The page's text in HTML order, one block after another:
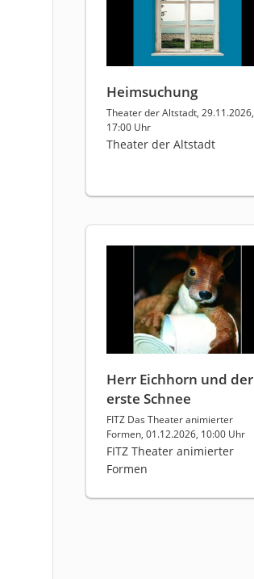
Heimsuchung
Theater der Altstadt, 29.11.2026,
17:00 Uhr
Theater der Altstadt
Herr Eichhorn und der
erste Schnee
FITZ Das Theater animierter
Formen, 01.12.2026, 10:00 Uhr
FITZ Theater animierter
Formen